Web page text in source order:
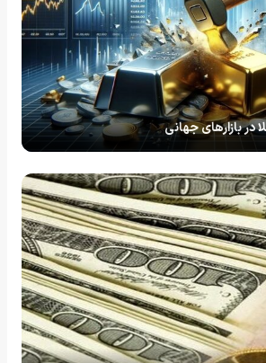
بازارهای جهانی